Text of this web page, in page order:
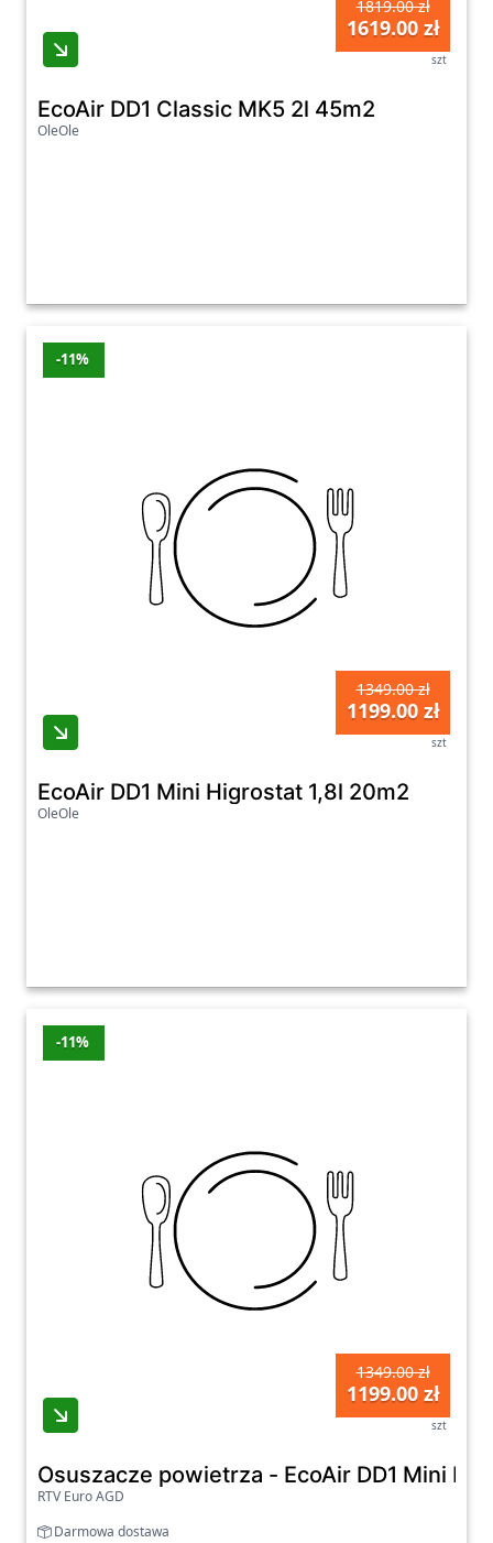
1819.00 zł
1619.00 zł
szt
EcoAir DD1 Classic MK5 2l 45m2
OleOle
-11%
1349.00 zł
1199.00 zł
szt
EcoAir DD1 Mini Higrostat 1,8l 20m2
OleOle
-11%
1349.00 zł
1199.00 zł
szt
Osuszacze powietrza - EcoAir DD1 Mini
RTV Euro AGD
Darmowa dostawa